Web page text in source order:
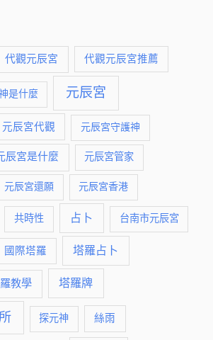
代觀元辰宮 代觀元辰宮推薦
是什麼 元辰宮
元辰宮代觀 元辰宮守護神
辰宮是什麼 元辰宮管家
元辰宮還願 元辰宮香港
共時性 占卜 台南市元辰宮
國際塔羅 塔羅占卜
教學 塔羅牌
探元神 絲雨